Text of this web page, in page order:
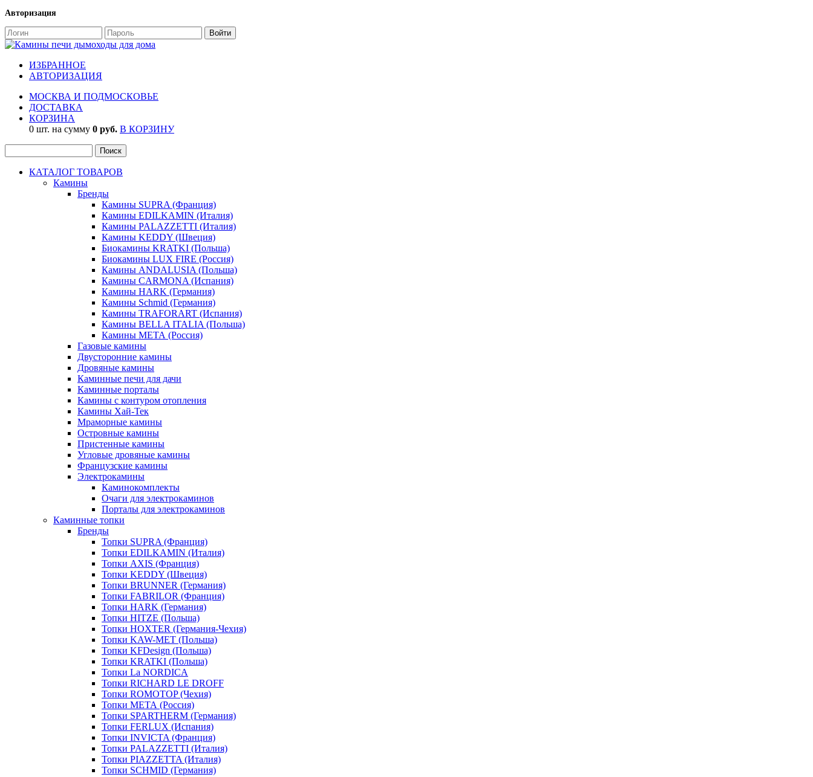
Авторизация
ИЗБРАННОЕ
АВТОРИЗАЦИЯ
МОСКВА И ПОДМОСКОВЬЕ
ДОСТАВКА
КОРЗИНА
0 шт. на сумму 0 руб. В КОРЗИНУ
КАТАЛОГ ТОВАРОВ
Камины
Бренды
Камины SUPRA (Франция)
Камины EDILKAMIN (Италия)
Камины PALAZZETTI (Италия)
Камины KEDDY (Швеция)
Биокамины KRATKI (Польша)
Биокамины LUX FIRE (Россия)
Камины ANDALUSIA (Польша)
Камины CARMONA (Испания)
Камины HARK (Германия)
Камины Schmid (Германия)
Камины TRAFORART (Испания)
Камины BELLA ITALIA (Польша)
Камины МЕТА (Россия)
Газовые камины
Двусторонние камины
Дровяные камины
Каминные печи для дачи
Каминные порталы
Камины с контуром отопления
Камины Хай-Тек
Мраморные камины
Островные камины
Пристенные камины
Угловые дровяные камины
Французские камины
Электрокамины
Каминокомплекты
Очаги для электрокаминов
Порталы для электрокаминов
Каминные топки
Бренды
Топки SUPRA (Франция)
Топки EDILKAMIN (Италия)
Топки AXIS (Франция)
Топки KEDDY (Швеция)
Топки BRUNNER (Германия)
Топки FABRILOR (Франция)
Топки HARK (Германия)
Топки HITZE (Польша)
Топки HOXTER (Германия-Чехия)
Топки KAW-MET (Польша)
Топки KFDesign (Польша)
Топки KRATKI (Польша)
Топки La NORDICA
Топки RICHARD LE DROFF
Топки ROMOTOP (Чехия)
Топки МЕТА (Россия)
Топки SPARTHERM (Германия)
Топки FERLUX (Испания)
Топки INVICTA (Франция)
Топки PALAZZETTI (Италия)
Топки PIAZZETTA (Италия)
Топки SCHMID (Германия)